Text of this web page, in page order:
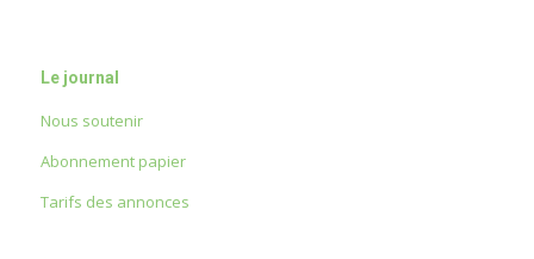
Le journal
Nous soutenir
Abonnement papier
Tarifs des annonces